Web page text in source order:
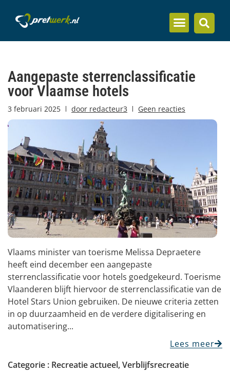
Aangepaste sterrenclassificatie
voor Vlaamse hotels
3 februari 2025 door redacteur3 Geen reacties
Vlaams minister van toerisme Melissa Depraetere
heeft eind december een aangepaste
sterrenclassificatie voor hotels goedgekeurd. Toerisme
Vlaanderen blijft hiervoor de sterrenclassificatie van de
Hotel Stars Union gebruiken. De nieuwe criteria zetten
in op duurzaamheid en de verdere digitalisering en
automatisering...
Lees meer
Categorie : Recreatie actueel,Verblijfsrecreatie